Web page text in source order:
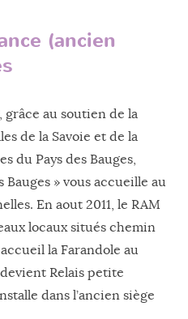
(ancien
grâce au soutien de la
de la Savoie et de la
du Pays des Bauges,
Bauges » vous accueille au
En aout 2011, le RAM
locaux situés chemin
la Farandole au
Relais petite
dans l’ancien siège